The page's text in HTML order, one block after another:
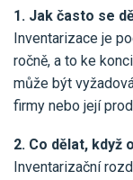
1. Jak často se
Inventarizace je
ročně, a to ke
může být
firmy nebo její
2. Co dělat, když
Inventarizační